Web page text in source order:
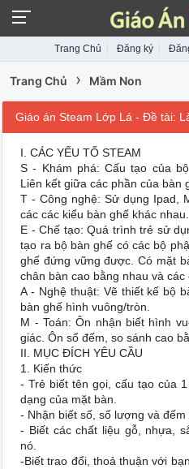
Trang Chủ Đăng ký
Trang Chủ › Mầm Non
Giáo án Steam Lớp Lá - Đề tài:
I. CÁC YẾU TỐ STEAM
S - Khám phá: Cấu tạo của
Liên kết giữa các phần của bàn
T - Công nghệ: Sử dụng Ipad,
các các kiểu bàn ghế khác nhau.
E - Chế tạo: Quá trình trẻ sử
tạo ra bộ bàn ghế có các bộ
ghế đứng vững được. Có mặt
chân bàn cao bằng nhau và các
A - Nghệ thuật: Vẽ thiết kế bộ
bàn ghế hình vuông/tròn.
M - Toán: Ôn nhận biết hình
giác. Ôn số đếm, so sánh cao
II. MỤC ĐÍCH YÊU CẦU
1. Kiến thức
- Trẻ biết tên gọi, cấu tạo của
dạng của mặt bàn.
- Nhận biết số, số lượng và đếm
- Biết các chất liệu gỗ, nhựa,
nó.
-Biết trao đổi, thoả thuận với